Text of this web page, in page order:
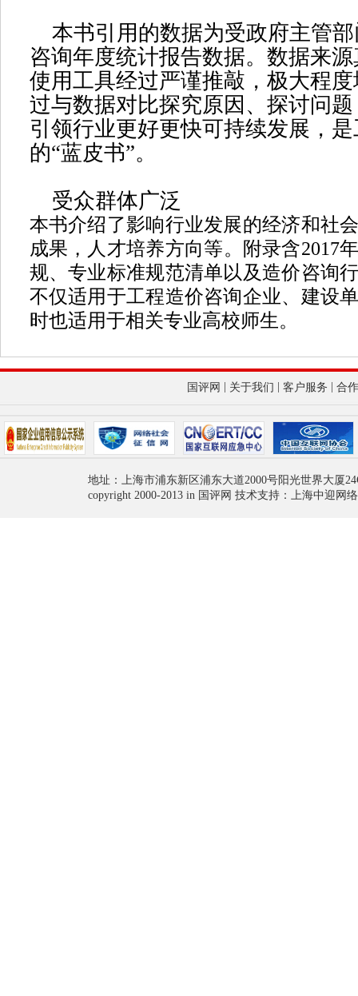
本书引用的数据为受政府主管
咨询年度统计报告数据。数据来
使用工具经过严谨推敲，极大程
过与数据对比探究原因、探讨问
引领行业更好更快可持续发展，
的“蓝皮书”。
受众群体广泛
本书介绍了影响行业发展的经济和社
成果，人才培养方向等。附录含2017
规、专业标准规范清单以及造价咨询
不仅适用于工程造价咨询企业、建设
时也适用于相关专业高校师生。
国评网 关于我们 客户服务 合
地址：上海市浦东新区浦东大道2000号阳光世界大厦
copyright 2000-2013 in 国评网 技术支持：上海中迎